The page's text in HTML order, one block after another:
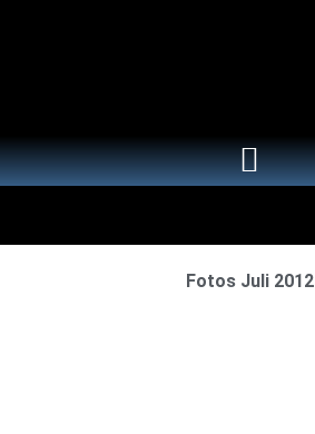
Fotos Juli 2012